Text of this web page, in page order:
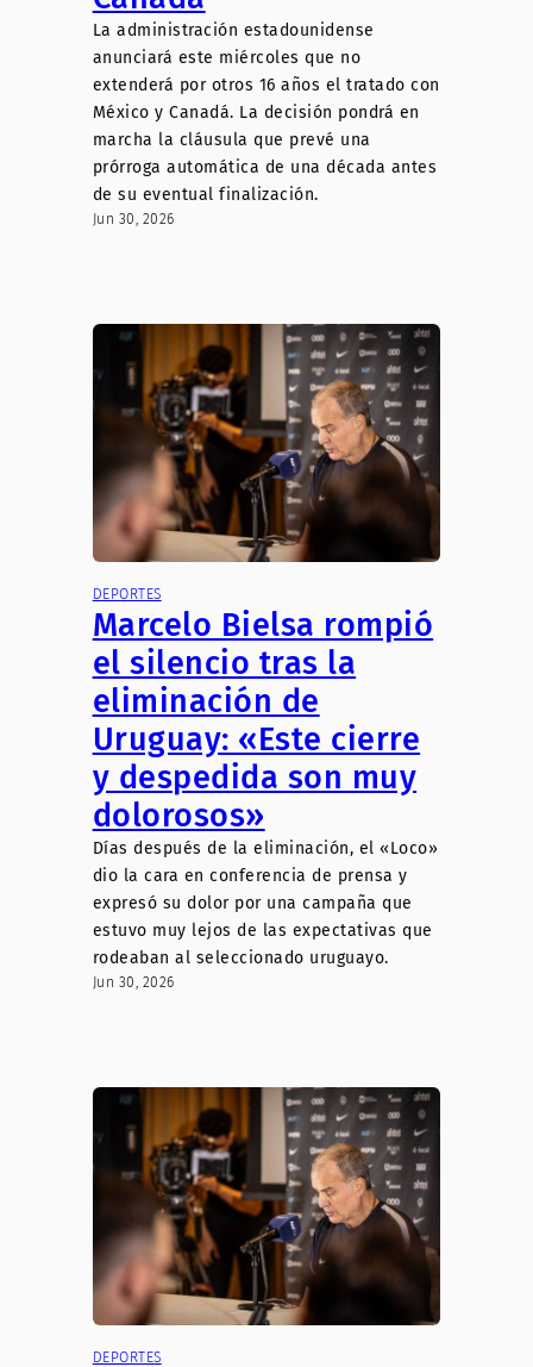
La administración estadounidense
anunciará este miércoles que no
extenderá por otros 16 años el tratado con
México y Canadá. La decisión pondrá en
marcha la cláusula que prevé una
prórroga automática de una década antes
de su eventual finalización.
Jun 30, 2026
DEPORTES
Marcelo Bielsa rompió
el silencio tras la
eliminación de
Uruguay: «Este cierre
y despedida son muy
dolorosos»
Días después de la eliminación, el «Loco»
dio la cara en conferencia de prensa y
expresó su dolor por una campaña que
estuvo muy lejos de las expectativas que
rodeaban al seleccionado uruguayo.
Jun 30, 2026
DEPORTES